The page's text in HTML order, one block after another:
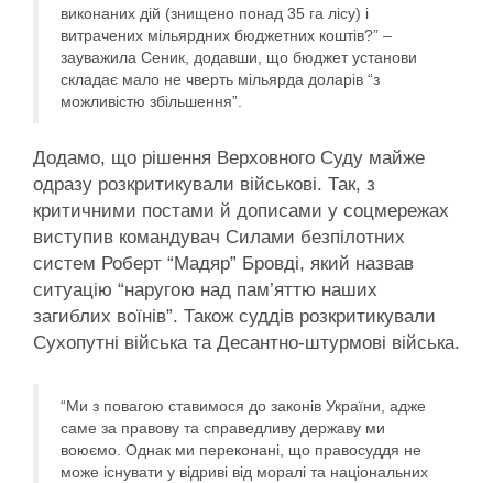
виконаних дій (знищено понад 35 га лісу) і
витрачених мільярдних бюджетних коштів?” –
зауважила Сеник, додавши, що бюджет установи
складає мало не чверть мільярда доларів “з
можливістю збільшення”.
Додамо, що рішення Верховного Суду майже
одразу розкритикували військові. Так, з
критичними постами й дописами у соцмережах
виступив командувач Силами безпілотних
систем Роберт “Мадяр” Бровді, який назвав
ситуацію “наругою над пам’яттю наших
загиблих воїнів”. Також суддів розкритикували
Сухопутні війська та Десантно-штурмові війська.
“Ми з повагою ставимося до законів України, адже
саме за правову та справедливу державу ми
воюємо. Однак ми переконані, що правосуддя не
може існувати у відриві від моралі та національних